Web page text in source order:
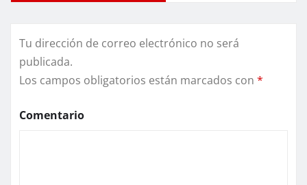
Tu dirección de correo electrónico no será
publicada.
Los campos obligatorios están marcados con *
Comentario